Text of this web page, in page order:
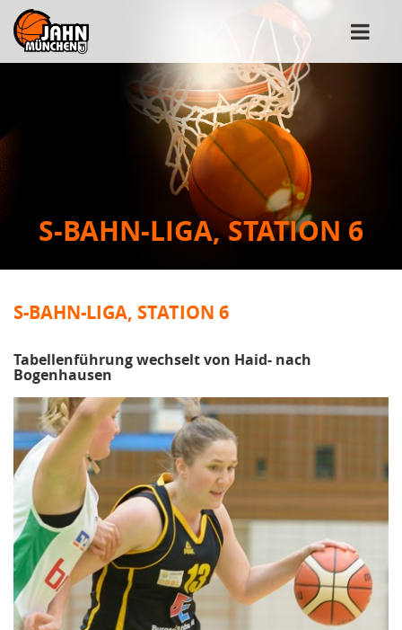
S-BAHN-LIGA, STATION 6
S-BAHN-LIGA, STATION 6
Tabellenführung wechselt von Haid- nach
Bogenhausen